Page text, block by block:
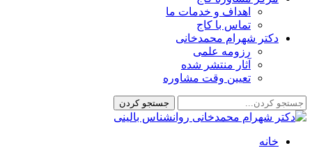
اهداف و خدمات ما
تماس با کاج
دکتر شهرام محمدخانی
رزومه علمی
آثار منتشر شده
تعیین وقت مشاوره
خانه